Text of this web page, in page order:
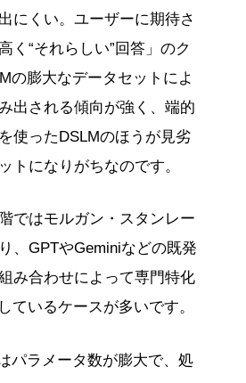
にくい。ユーザーに期待さ
く“それらしい”回答」のク
の膨大なデータセットによ
出される傾向が強く、端的
使ったDSLMのほうが見劣
トになりがちなのです。
ではモルガン・スタンレー
、GPTやGeminiなどの既発
み合わせによって専門特化
ているケースが多いです。
パラメータ数が膨大で、処